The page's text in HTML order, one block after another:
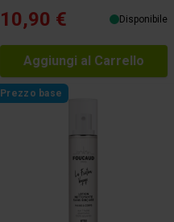
10,90 € Disponibile
Aggiungi al Carrello
Prezzo base